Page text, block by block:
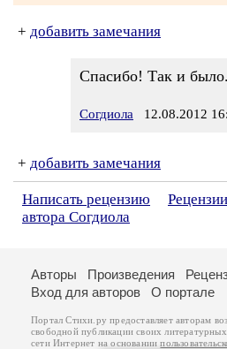
+ добавить замечания
Спасибо! Так и
Согдиола 12.08.2012
+ добавить замечания
Написать рецензию
автора Согдиола
Авторы Произведения
Вход для авторов
О портале
Портал Стихи.ру предоставляет авторам
свободной публикации своих
сети Интернет на основании